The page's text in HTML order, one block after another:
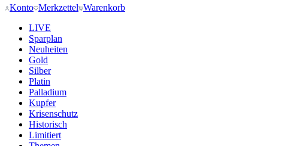
Konto Merkzettel Warenkorb
LIVE
Sparplan
Neuheiten
Gold
Silber
Platin
Palladium
Kupfer
Krisenschutz
Historisch
Limitiert